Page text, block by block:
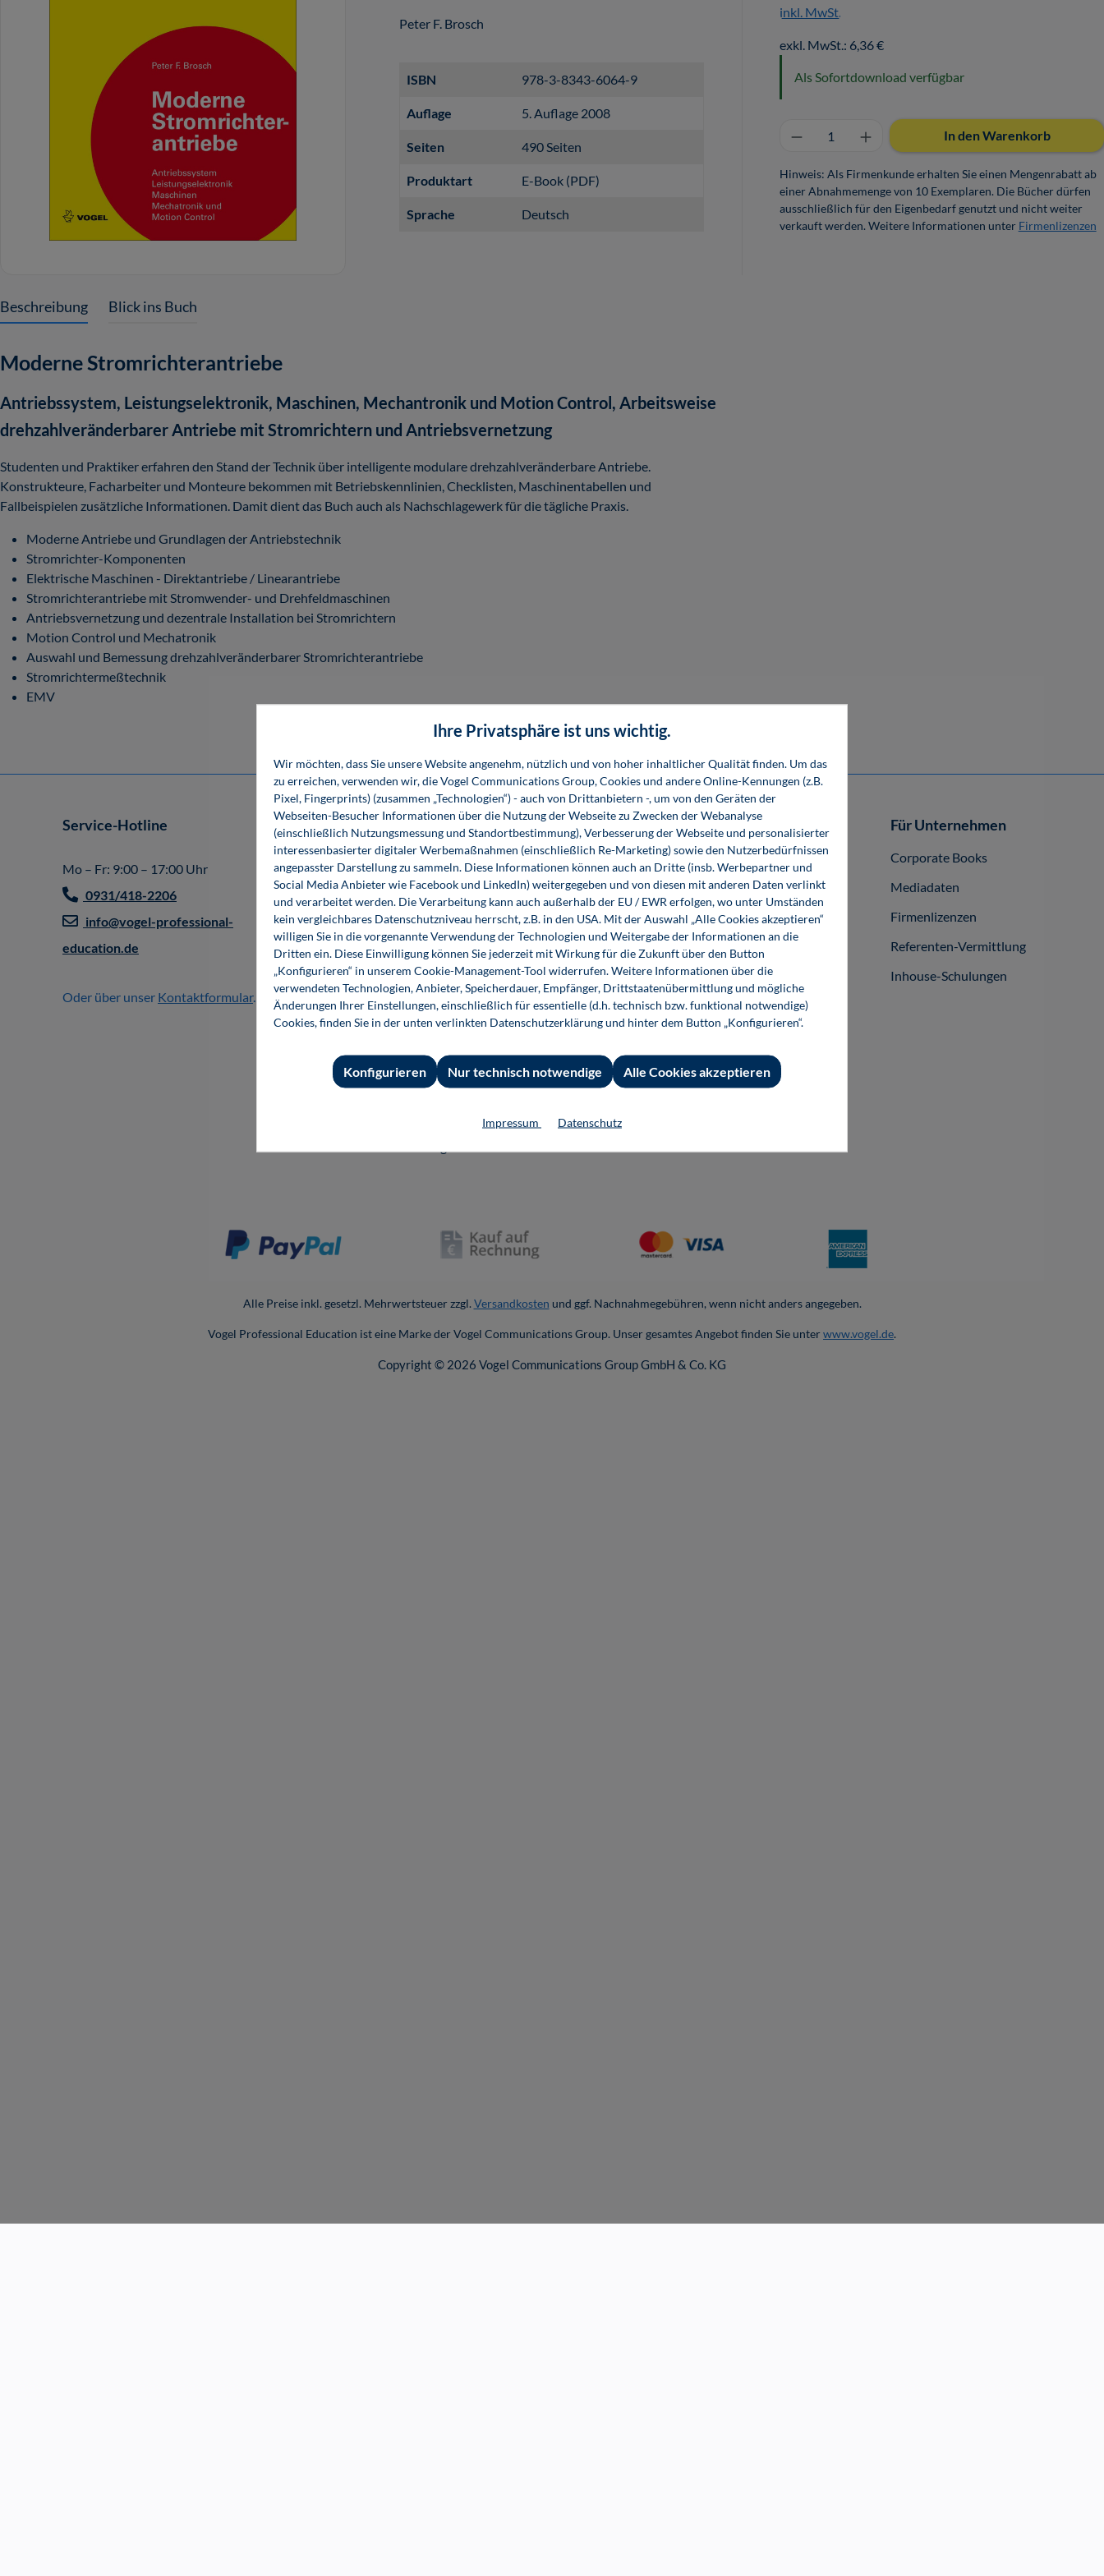
Peter F. Brosch
ISBN 978-3-8343-6064-9
Auflage 5. Auflage 2008
Seiten 490 Seiten
Produktart E-Book (PDF)
Sprache Deutsch
inkl. MwSt.
exkl. MwSt.: 6,36 €
Als Sofortdownload verfügbar
Produkt Anzahl: Gib denIn den Warenkorb
Hinweis: Als Firmenkunde erhalten Sie einen Mengenrabatt ab
einer Abnahmemenge von 10 Exemplaren. Die Bücher dürfen
ausschließlich für den Eigenbedarf genutzt und nicht weiter
verkauft werden. Weitere Informationen unter Firmenlizenzen
Beschreibung Blick ins Buch
Moderne Stromrichterantriebe
Antriebssystem, Leistungselektronik, Maschinen, Mechantronik und Motion Control, Arbeitsweise
drehzahlveränderbarer Antriebe mit Stromrichtern und Antriebsvernetzung
Studenten und Praktiker erfahren den Stand der Technik über intelligente modulare drehzahlveränderbare Antriebe.
Konstrukteure, Facharbeiter und Monteure bekommen mit Betriebskennlinien, Checklisten, Maschinentabellen und
Fallbeispielen zusätzliche Informationen. Damit dient das Buch auch als Nachschlagewerk für die tägliche Praxis.
Moderne Antriebe und Grundlagen der Antriebstechnik
Stromrichter-Komponenten
Elektrische Maschinen - Direktantriebe / Linearantriebe
Stromrichterantriebe mit Stromwender- und Drehfeldmaschinen
Antriebsvernetzung und dezentrale Installation bei Stromrichtern
Motion Control und Mechatronik
Auswahl und Bemessung drehzahlveränderbarer Stromrichterantriebe
Stromrichtermeßtechnik
EMV
Service-Hotline
Mo – Fr: 9:00 – 17:00 Uhr
0931/418-2206
info@vogel-professional-
education.de
Oder über unser Kontaktformular.
Shop Informationen
Impressum
Allgemeine
Geschäftsbedingungen
Vertrag widerrufen
Partner
Zahlungsbedingungen
Lieferzeit und
Versandkosten
Datenschutz
Shop-Service
Ansprechpartner
Support
InfoClick
Prüfstückbestellung
Nutzungsrechte
Systemvoraussetzungen
Für Autor-/innen
Fachbuch publizieren
Für Unternehmen
Corporate Books
Mediadaten
Firmenlizenzen
Referenten-Vermittlung
Inhouse-Schulungen
Alle Preise inkl. gesetzl. Mehrwertsteuer zzgl. Versandkosten und ggf. Nachnahmegebühren, wenn nicht anders angegeben.
Vogel Professional Education ist eine Marke der Vogel Communications Group. Unser gesamtes Angebot finden Sie unterwww.vogel.de.
Copyright © 2026 Vogel Communications Group GmbH & Co. KG
Ihre Privatsphäre ist uns wichtig.
Wir möchten, dass Sie unsere Website angenehm, nützlich und von hoher inhaltlicher Qualität finden. Um das
zu erreichen, verwenden wir, die Vogel Communications Group, Cookies und andere Online-Kennungen (z.B.
Pixel, Fingerprints) (zusammen „Technologien“) - auch von Drittanbietern -, um von den Geräten der
Webseiten-Besucher Informationen über die Nutzung der Webseite zu Zwecken der Webanalyse
(einschließlich Nutzungsmessung und Standortbestimmung), Verbesserung der Webseite und personalisierter
interessenbasierter digitaler Werbemaßnahmen (einschließlich Re-Marketing) sowie den Nutzerbedürfnissen
angepasster Darstellung zu sammeln. Diese Informationen können auch an Dritte (insb. Werbepartner und
Social Media Anbieter wie Facebook und LinkedIn) weitergegeben und von diesen mit anderen Daten verlinkt
und verarbeitet werden. Die Verarbeitung kann auch außerhalb der EU / EWR erfolgen, wo unter Umständen
kein vergleichbares Datenschutzniveau herrscht, z.B. in den USA. Mit der Auswahl „Alle Cookies akzeptieren“
willigen Sie in die vorgenannte Verwendung der Technologien und Weitergabe der Informationen an die
Dritten ein. Diese Einwilligung können Sie jederzeit mit Wirkung für die Zukunft über den Button
„Konfigurieren“ in unserem Cookie-Management-Tool widerrufen. Weitere Informationen über die
verwendeten Technologien, Anbieter, Speicherdauer, Empfänger, Drittstaatenübermittlung und mögliche
Änderungen Ihrer Einstellungen, einschließlich für essentielle (d.h. technisch bzw. funktional notwendige)
Cookies, finden Sie in der unten verlinkten Datenschutzerklärung und hinter dem Button „Konfigurieren“.
Nur technisch notwendige
Konfigurieren Alle Cookies akzeptieren
Impressum Datenschutz